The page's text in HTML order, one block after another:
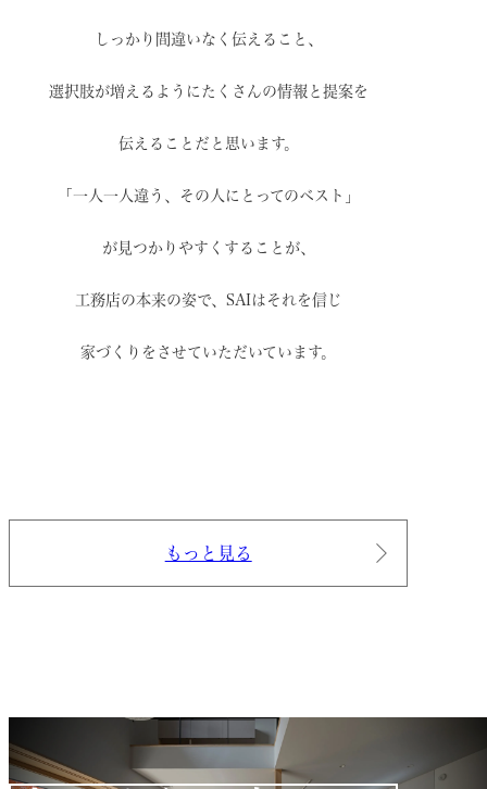
しっかり間違いなく伝えること、
選択肢が増えるように たくさんの情報と提案を
伝えることだと思います。
「一人一人違う、その人にとってのベスト」
が見つかりやすくすることが、
工務店の本来の姿で、 SAIはそれを信じ
家づくりをさせていただいています。
もっと見る